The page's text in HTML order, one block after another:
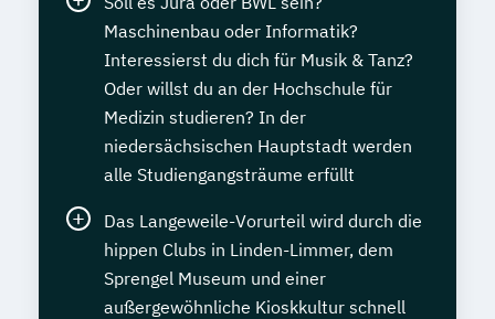
Maschinenbau oder Informatik?
Interessierst du dich für Musik & Tanz?
Oder willst du an der Hochschule für
Medizin studieren? In der
niedersächsischen Hauptstadt werden
alle Studiengangsträume erfüllt
Das Langeweile-Vorurteil wird durch die
hippen Clubs in Linden-Limmer, dem
Sprengel Museum und einer
außergewöhnliche Kioskkultur schnell